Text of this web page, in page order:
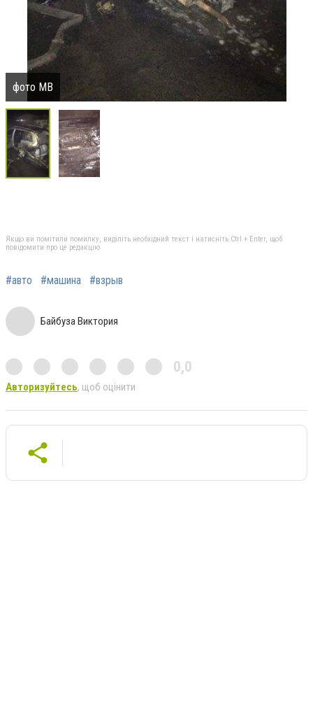
фото МВ
Якщо ви помітили помилку, виділіть необхідний текст і натисніть Ctrl + Enter, щоб
повідомити про це редакцію
#авто #машина #взрыв
Байбуза Виктория
0,0
Авторизуйтесь, щоб оцінити